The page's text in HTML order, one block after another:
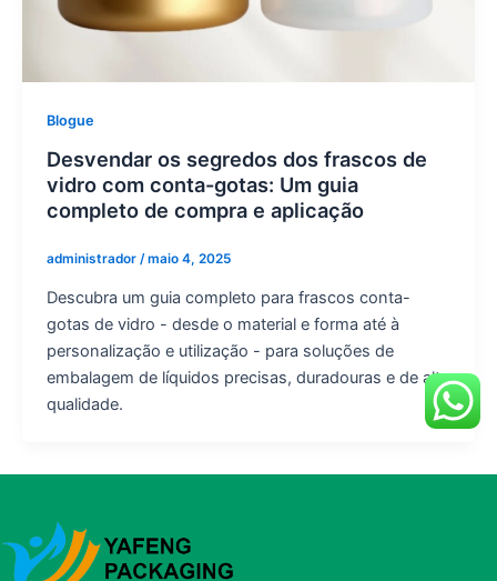
Blogue
Desvendar os segredos dos frascos de
vidro com conta-gotas: Um guia
completo de compra e aplicação
administrador /maio 4, 2025
Descubra um guia completo para frascos conta-
gotas de vidro - desde o material e forma até à
personalização e utilização - para soluções de
embalagem de líquidos precisas, duradouras e de alta
qualidade.